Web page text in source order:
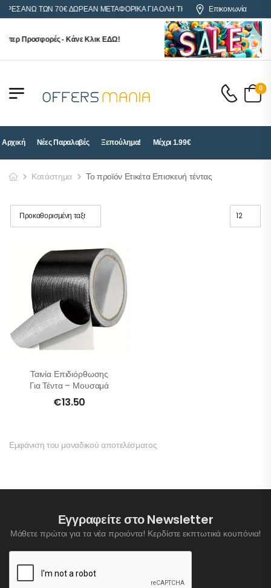
ΑΝΩ ΤΩΝ 70€ ΔΩΡΕΑΝ ΜΕΤΑΦΟΡΙΚΑ ΓΙΑ ΟΛΗ ΤΗΝ ΕΛΛΑΔΑΕπικοινωνία
Προσφορές - Κάνε Κλικ ΕΔΩ!
0
Αρχική Νέες Παραλαβές Ξεπούλημα! Μέχρι 1.99€
Κατάστημα Το προϊόν Ετικέτα Επισκευή τέντας
Ταινία Επιδιόρθωσης
Για Τέντα – Μουσαμά
€13.50
Εμφάνιση του μοναδικού αποτελέσματος
Εγγραφείτε στο Newsletter
Μάθετε πρώτοι για τα νέα προιόντα! Κερδίστε εκπτωτικά κουπόνια!